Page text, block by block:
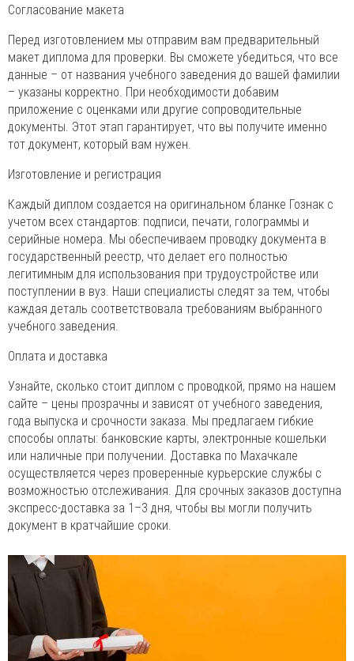
Согласование макета
Перед изготовлением мы отправим вам предварительный
макет диплома для проверки. Вы сможете убедиться, что все
данные – от названия учебного заведения до вашей фамилии
– указаны корректно. При необходимости добавим
приложение с оценками или другие сопроводительные
документы. Этот этап гарантирует, что вы получите именно
тот документ, который вам нужен.
Изготовление и регистрация
Каждый диплом создается на оригинальном бланке Гознак с
учетом всех стандартов: подписи, печати, голограммы и
серийные номера. Мы обеспечиваем проводку документа в
государственный реестр, что делает его полностью
легитимным для использования при трудоустройстве или
поступлении в вуз. Наши специалисты следят за тем, чтобы
каждая деталь соответствовала требованиям выбранного
учебного заведения.
Оплата и доставка
Узнайте, сколько стоит диплом с проводкой, прямо на нашем
сайте – цены прозрачны и зависят от учебного заведения,
года выпуска и срочности заказа. Мы предлагаем гибкие
способы оплаты: банковские карты, электронные кошельки
или наличные при получении. Доставка по Махачкале
осуществляется через проверенные курьерские службы с
возможностью отслеживания. Для срочных заказов доступна
экспресс-доставка за 1–3 дня, чтобы вы могли получить
документ в кратчайшие сроки.